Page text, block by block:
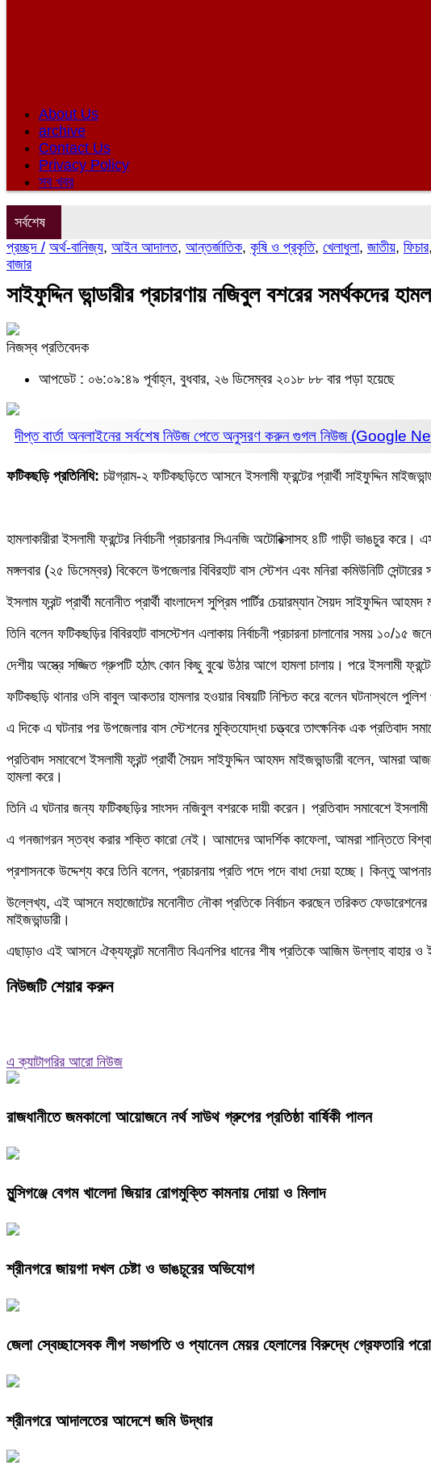
About Us
archive
Contact Us
Privacy Policy
সব খবর
সর্বশেষ
প্রচ্ছদ / অর্থ-বানিজ্য, আইন আদালত, আন্তর্জাতিক, কৃষি ও প্রকৃতি, খেলাধুলা, জাতীয়, ফিচার,
বাজার
সাইফুদ্দিন ভান্ডারীর প্রচারণায় নজিবুল বশরের সমর্থকদের
নিজস্ব প্রতিবেদক
আপডেট : ০৬:০৯:৪৯ পূর্বাহ্ন, বুধবার, ২৬ ডিসেম্বর ২০১৮ ৮৮ বার পড়া হয়েছে
দীপ্ত বার্তা অনলাইনের সর্বশেষ নিউজ পেতে অনুসরণ করুনগুগল নিউজ (Google
ফটিকছড়ি প্রতিনিধি: চট্টগ্রাম-২ ফটিকছড়িতে আসনে ইসলামী ফ্রন্টের প্রার্থী সাইফুদ্দিন
হামলাকারীরা ইসলামী ফ্রন্টের নির্বাচনী প্রচারনার সিএনজি অটোরিক্সাসহ ৪টি গাড়ী ভাঙচুর
মঙ্গলবার (২৫ ডিসেম্বর) বিকেলে উপজেলার বিবিরহাট বাস স্টেশন এবং মনিরা কমিউনিটি
ইসলাম ফ্রন্ট প্রার্থী মনোনীত প্রার্থী বাংলাদেশ সুপ্রিম পার্টির চেয়ারম্যান সৈয়দ সাইফুদ্দিন
তিনি বলেন ফটিকছড়ির বিবিরহাট বাসস্টেশন এলাকায় নির্বাচনী প্রচারনা চালানোর সময় ১০/১৫
দেশীয় অস্ত্রে সজ্জিত গ্রুপটি হঠাৎ কোন কিছু বুঝে উঠার আগে হামলা চালায়। পরে ইসলামী
ফটিকছড়ি থানার ওসি বাবুল আকতার হামলার হওয়ার বিষয়টি নিশ্চিত করে বলেন ঘটনাস্থলে
এ দিকে এ ঘটনার পর উপজেলার বাস স্টেশনের মুক্তিযোদ্ধা চত্ত্বরে তাৎক্ষনিক এক প্রতিবাদ
প্রতিবাদ সমাবেশে ইসলামী ফ্রন্ট প্রার্থী সৈয়দ সাইফুদ্দিন আহমদ মাইজভান্ডারী বলেন, আমরা
হামলা করে।
তিনি এ ঘটনার জন্য ফটিকছড়ির সাংসদ নজিবুল বশরকে দায়ী করেন। প্রতিবাদ সমাবেশে
এ গনজাগরন স্তব্ধ করার শক্তি কারো নেই। আমাদের আদর্শিক কাফেলা, আমরা শান্তিতে
প্রশাসনকে উদ্দেশ্য করে তিনি বলেন, প্রচারনায় প্রতি পদে পদে বাধা দেয়া হচ্ছে। কিন্তু
উল্লেখ্য, এই আসনে মহাজোটের মনোনীত নৌকা প্রতিকে নির্বাচন করছেন তরিকত ফেডারেশনের
মাইজভান্ডারী।
এছাড়াও এই আসনে ঐক্যফ্রন্ট মনোনীত বিএনপির ধানের শীষ প্রতিকে আজিম উল্লাহ বাহার ও
নিউজটি শেয়ার করুন
এ ক্যাটাগরির আরো নিউজ
রাজধানীতে জমকালো আয়োজনে নর্থ সাউথ গ্রুপের প্রতিষ্ঠা বার্ষিকী পালন
মুন্সিগঞ্জে বেগম খালেদা জিয়ার রোগমুক্তি কামনায় দোয়া ও মিলাদ
শ্রীনগরে জায়গা দখল চেষ্টা ও ভাঙচূরের অভিযোগ
জেলা স্বেচ্ছাসেবক লীগ সভাপতি ও প্যানেল মেয়র হেলালের বিরুদ্ধে গ্রেফতারি
শ্রীনগরে আদালতের আদেশে জমি উদ্ধার